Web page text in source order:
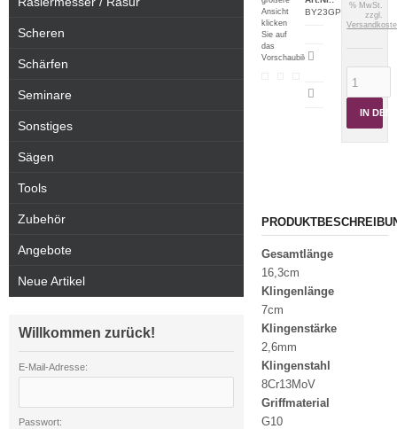
Ansicht
klicken
Sie auf
das
Vorschaubild
% MwSt.
zzgl.
IN DEN
BY23GP
drucken
Gesamtlänge
16,3cm
Klingenlänge
7cm
Klingenstärke
2,6mm
Klingenstahl
8Cr13MoV
Griffmaterial
G10
Scheren
Schärfen
Seminare
Sonstiges
Sägen
Tools
Zubehör
Angebote
Neue Artikel
Willkommen zurück!
E-Mail-Adresse:
Passwort: